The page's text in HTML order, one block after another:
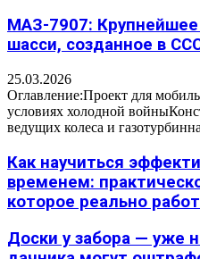
МАЗ-7907:
шасси, созданное в
25.03.2026
Оглавление:Проект для
условиях холодной
ведущих колеса и
Как научиться
временем:
которое реально
Доски у забора — уже